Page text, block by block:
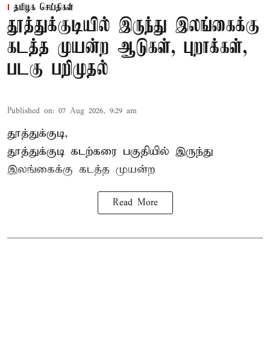
தமிழக செய்திகள்
தூத்துக்குடியில் இருந்து இலங்கைக்கு
கடத்த முயன்ற ஆடுகள், புறாக்கள்,
படகு பறிமுதல்
Published on: 07 Aug 2026, 9:29 am
தூத்துக்குடி,
தூத்துக்குடி கடற்கரை பகுதியில் இருந்து
இலங்கைக்கு கடத்த முயன்ற
Read More